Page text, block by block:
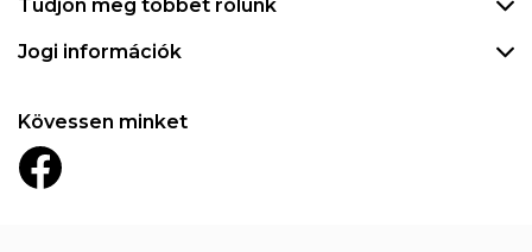
Tudjon meg többet rólunk
Jogi információk
Kövessen minket